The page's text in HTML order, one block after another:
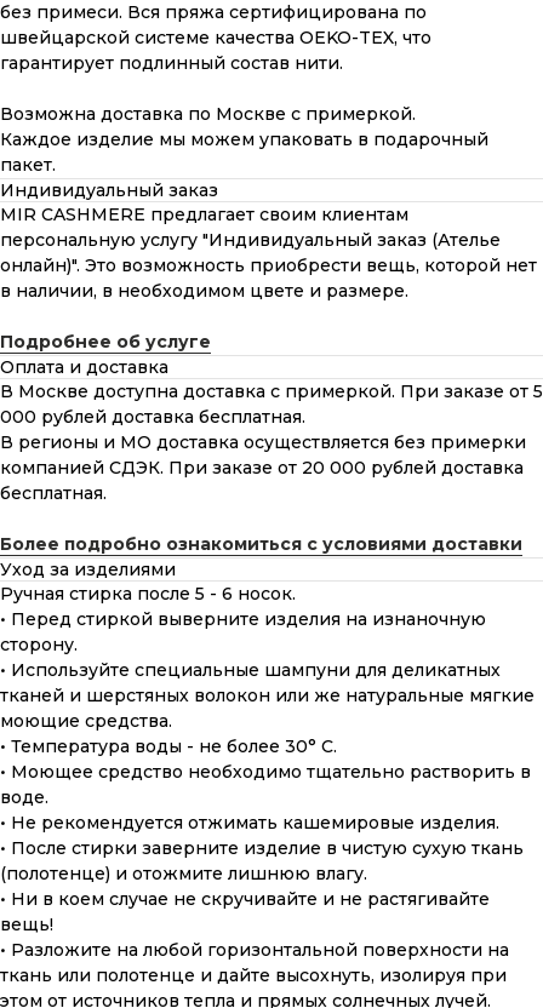
без примеси. Вся пряжа сертифицирована по
швейцарской системе качества OEKO-TEX, что
гарантирует подлинный состав нити.
Возможна доставка по Москве с примеркой.
Каждое изделие мы можем упаковать в подарочный
пакет.
Индивидуальный заказ
MIR CASHMERE предлагает своим клиентам
персональную услугу "Индивидуальный заказ (Ателье
онлайн)". Это возможность приобрести вещь, которой нет
в наличии, в необходимом цвете и размере.
Подробнее об услуге
Оплата и доставка
В Москве доступна доставка с примеркой. При заказе от 5
000 рублей доставка бесплатная.
В регионы и МО доставка осуществляется без примерки
компанией СДЭК. При заказе от 20 000 рублей доставка
бесплатная.
Более подробно ознакомиться с условиями доставки
Уход за изделиями
Ручная стирка после 5 - 6 носок.
• Перед стиркой выверните изделия на изнаночную
сторону.
• Используйте специальные шампуни для деликатных
тканей и шерстяных волокон или же натуральные мягкие
моющие средства.
• Температура воды - не более 30° С.
• Моющее средство необходимо тщательно растворить в
воде.
• Не рекомендуется отжимать кашемировые изделия.
• После стирки заверните изделие в чистую сухую ткань
(полотенце) и отожмите лишнюю влагу.
• Ни в коем случае не скручивайте и не растягивайте
вещь!
• Разложите на любой горизонтальной поверхности на
ткань или полотенце и дайте высохнуть, изолируя при
этом от источников тепла и прямых солнечных лучей.